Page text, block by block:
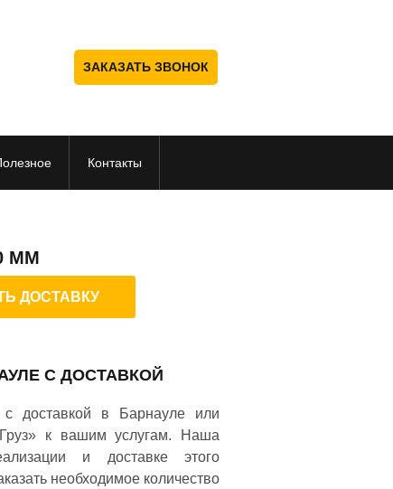
ЗАКАЗАТЬ ЗВОНОК
Контакты
ММ
ДОСТАВКУ
С ДОСТАВКОЙ
доставкой в Барнауле или
к вашим услугам. Наша
и доставке этого
необходимое количество